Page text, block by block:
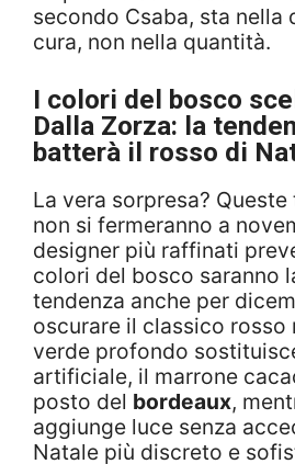
secondo Csaba, sta nella
cura, non nella quantità.
I colori del bosco
Dalla Zorza: la
batterà il rosso di
La vera sorpresa?
non si fermeranno a
designer più raffinati
colori del bosco saranno
tendenza anche per
oscurare il classico rosso
verde profondo
artificiale, il marrone
posto del bordeaux,
aggiunge luce senza
Natale più discreto e